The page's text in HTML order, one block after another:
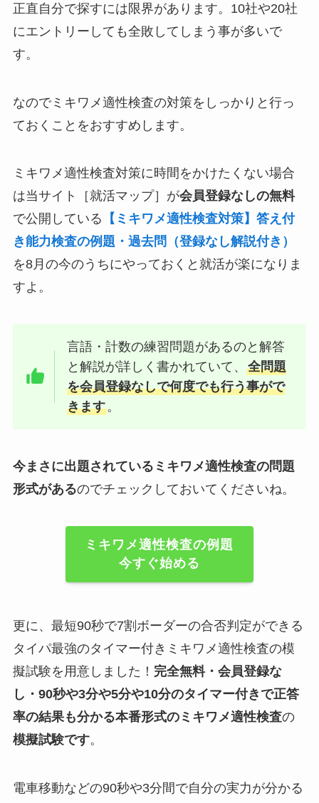
正直自分で探すには限界があります。10社や20社
にエントリーしても全敗してしまう事が多いで
す。
なのでミキワメ適性検査の対策をしっかりと行っ
ておくことをおすすめします。
ミキワメ適性検査対策に時間をかけたくない場合
は当サイト［就活マップ］が会員登録なしの無料
で公開している 【ミキワメ適性検査対策】答え付
き能力検査の例題・過去問（登録なし解説付き）
を8月の今のうちにやっておくと就活が楽になりま
すよ。
言語・計数の練習問題があるのと解答
と解説が詳しく書かれていて、全問題
を会員登録なしで何度でも行う事がで
きます。
今まさに出題されているミキワメ適性検査の問題
形式があるのでチェックしておいてくださいね。
ミキワメ適性検査の例題
今すぐ始める
更に、最短90秒で7割ボーダーの合否判定ができる
タイパ最強のタイマー付きミキワメ適性検査の模
擬試験を用意しました！ 完全無料・会員登録な
し・90秒や3分や5分や10分のタイマー付きで正答
率の結果も分かる本番形式のミキワメ適性検査の
模擬試験です。
電車移動などの90秒や3分間で自分の実力が分かる